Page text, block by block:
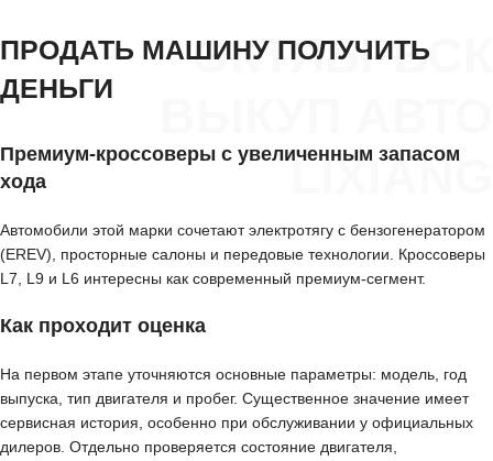
ОКТЯБРЬСК
LIXIANG
ПРОДАТЬ МАШИНУ ПОЛУЧИТЬ
ДЕНЬГИ
Премиум-кроссоверы с увеличенным запасом
хода
Автомобили этой марки сочетают электротягу с бензогенератором
(EREV), просторные салоны и передовые технологии. Кроссоверы
L7, L9 и L6 интересны как современный премиум-сегмент.
Как проходит оценка
На первом этапе уточняются основные параметры: модель, год
выпуска, тип двигателя и пробег. Существенное значение имеет
сервисная история, особенно при обслуживании у официальных
дилеров. Отдельно проверяется состояние двигателя,